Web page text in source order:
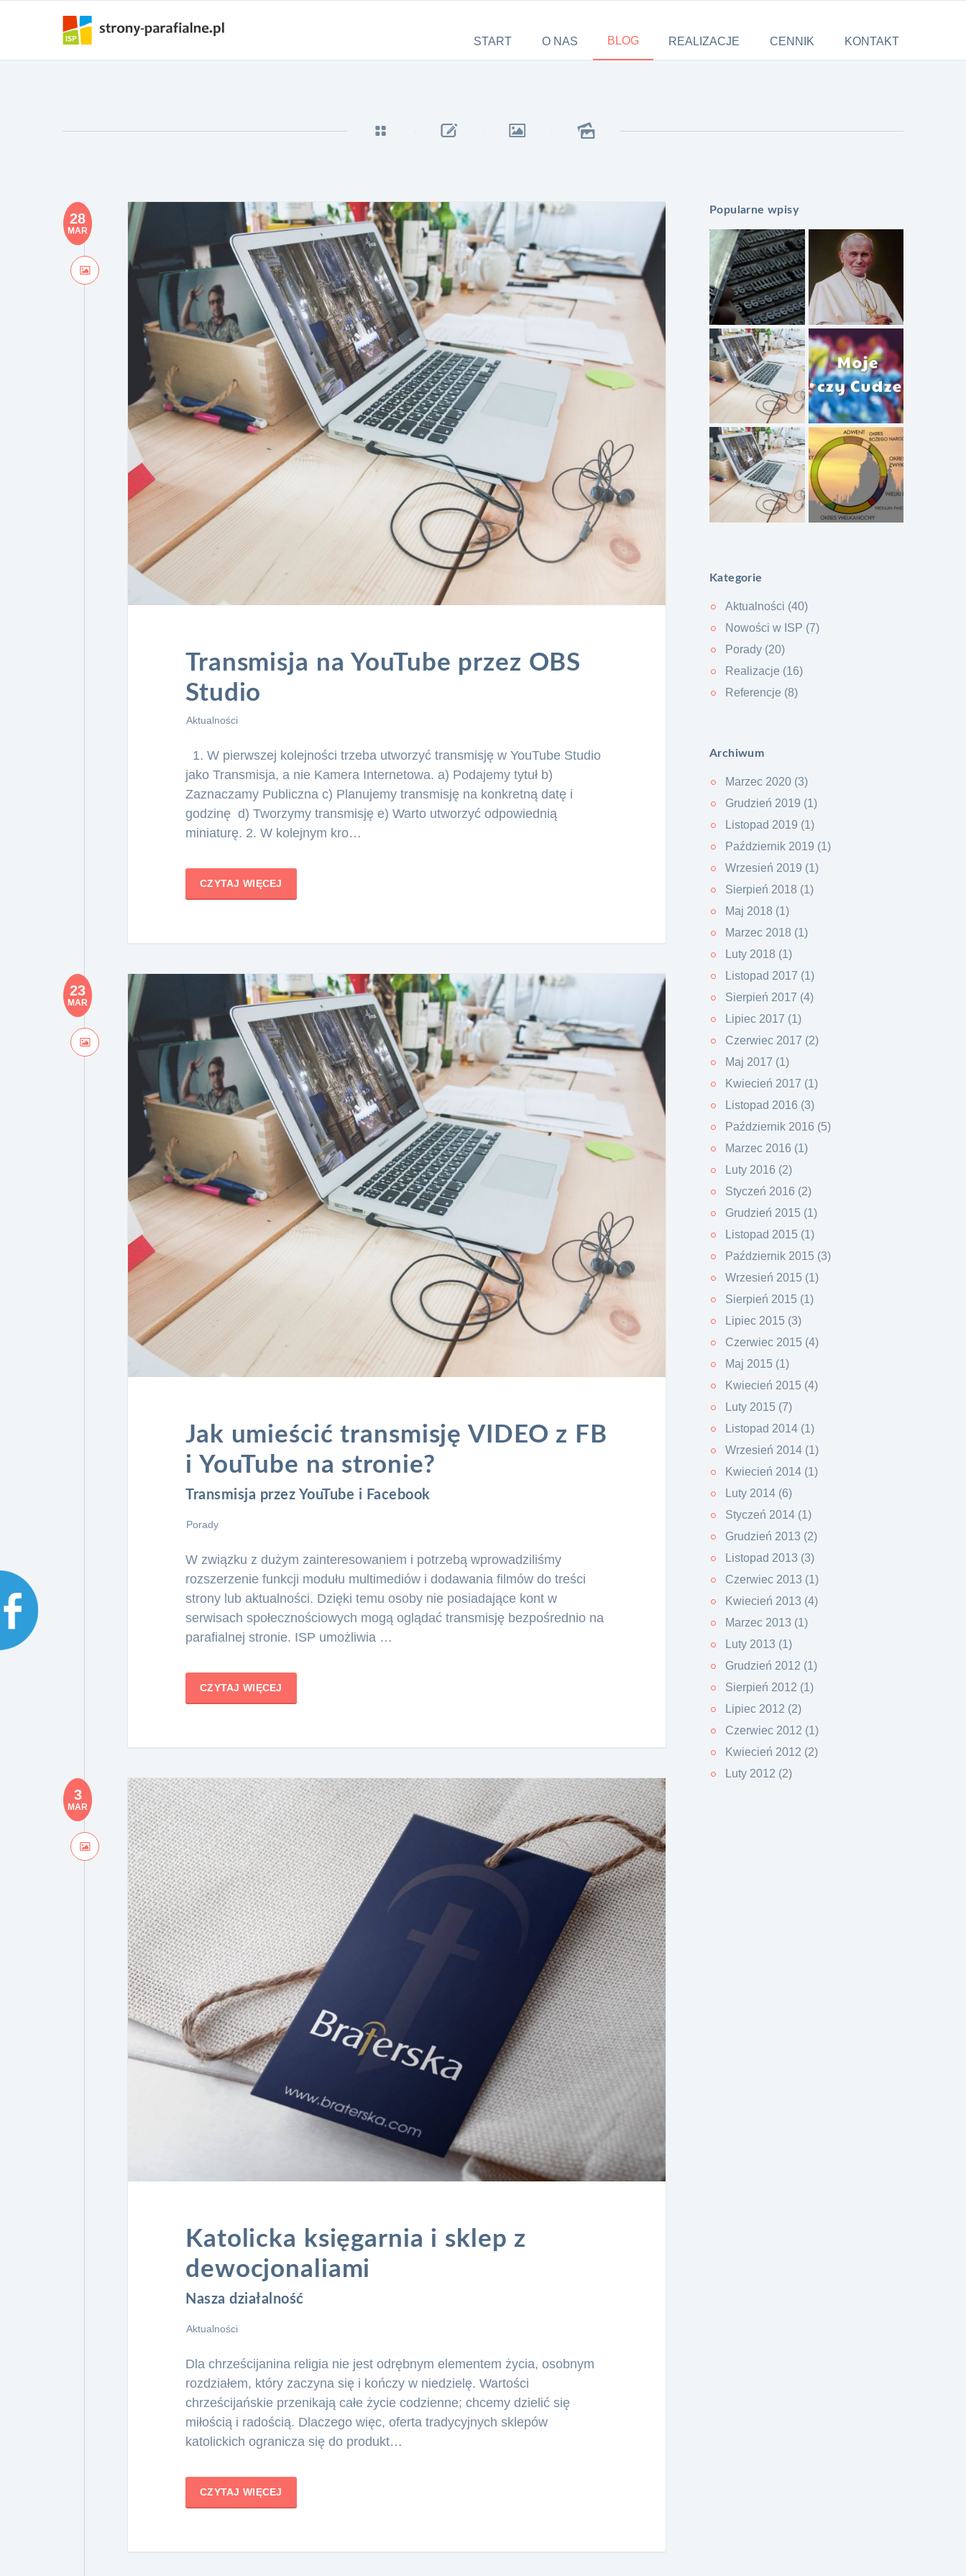
START O NAS BLOG REALIZACJE CENNIK KONTAKT
28
MAR
Transmisja na YouTube przez OBS
Studio
Aktualności
1. W pierwszej kolejności trzeba utworzyć transmisję w YouTube Studio
jako Transmisja, a nie Kamera Internetowa. a) Podajemy tytuł b)
Zaznaczamy Publiczna c) Planujemy transmisję na konkretną datę i
godzinę d) Tworzymy transmisję e) Warto utworzyć odpowiednią
miniaturę. 2. W kolejnym kro…
CZYTAJ WIĘCEJ
23
MAR
Jak umieścić transmisję VIDEO z FB
i YouTube na stronie?
Transmisja przez YouTube i Facebook
Porady
W związku z dużym zainteresowaniem i potrzebą wprowadziliśmy
rozszerzenie funkcji modułu multimediów i dodawania filmów do treści
strony lub aktualności. Dzięki temu osoby nie posiadające kont w
serwisach społecznościowych mogą oglądać transmisję bezpośrednio na
parafialnej stronie. ISP umożliwia …
CZYTAJ WIĘCEJ
3
MAR
Katolicka księgarnia i sklep z
dewocjonaliami
Nasza działalność
Aktualności
Dla chrześcijanina religia nie jest odrębnym elementem życia, osobnym
rozdziałem, który zaczyna się i kończy w niedzielę. Wartości
chrześcijańskie przenikają całe życie codzienne; chcemy dzielić się
miłością i radością. Dlaczego więc, oferta tradycyjnych sklepów
katolickich ogranicza się do produkt…
CZYTAJ WIĘCEJ
Popularne wpisy
Kategorie
Aktualności (40)
Nowości w ISP (7)
Porady (20)
Realizacje (16)
Referencje (8)
Archiwum
Marzec 2020 (3)
Grudzień 2019 (1)
Listopad 2019 (1)
Październik 2019 (1)
Wrzesień 2019 (1)
Sierpień 2018 (1)
Maj 2018 (1)
Marzec 2018 (1)
Luty 2018 (1)
Listopad 2017 (1)
Sierpień 2017 (4)
Lipiec 2017 (1)
Czerwiec 2017 (2)
Maj 2017 (1)
Kwiecień 2017 (1)
Listopad 2016 (3)
Październik 2016 (5)
Marzec 2016 (1)
Luty 2016 (2)
Styczeń 2016 (2)
Grudzień 2015 (1)
Listopad 2015 (1)
Październik 2015 (3)
Wrzesień 2015 (1)
Sierpień 2015 (1)
Lipiec 2015 (3)
Czerwiec 2015 (4)
Maj 2015 (1)
Kwiecień 2015 (4)
Luty 2015 (7)
Listopad 2014 (1)
Wrzesień 2014 (1)
Kwiecień 2014 (1)
Luty 2014 (6)
Styczeń 2014 (1)
Grudzień 2013 (2)
Listopad 2013 (3)
Czerwiec 2013 (1)
Kwiecień 2013 (4)
Marzec 2013 (1)
Luty 2013 (1)
Grudzień 2012 (1)
Sierpień 2012 (1)
Lipiec 2012 (2)
Czerwiec 2012 (1)
Kwiecień 2012 (2)
Luty 2012 (2)